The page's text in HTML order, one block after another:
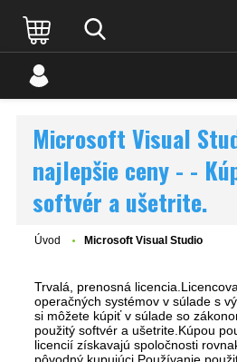
Microsoft Visual
najlepšie ceny - -
softvér a ušetrite.
Úvod Microsoft Visual Studio
Trvalá, prenosná
operačných systémov v súlade s
si môžete kúpiť v súlade so
použitý softvér a ušetrite.Kúpou
licencií získavajú spoločnosti